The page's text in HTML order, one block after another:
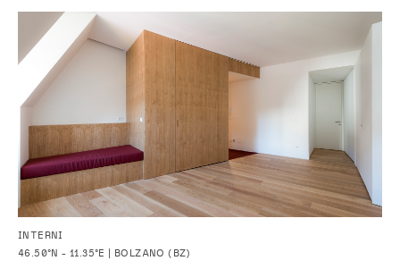
INTERNI
46.50°N - 11.35°E | BOLZANO (BZ)